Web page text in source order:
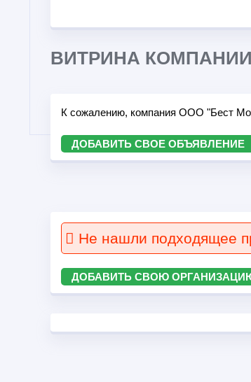
ВИТРИНА
К сожалению, компания ООО "Бест
ДОБАВИТЬ СВОЕ ОБЪЯВЛЕНИЕ
Не нашли подходящее
ДОБАВИТЬ СВОЮ